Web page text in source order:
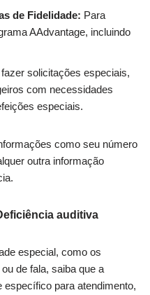
de Fidelidade: Para
AAdvantage, incluindo
solicitações especiais,
com necessidades
especiais.
como seu número
outra informação
auditiva
especial, como os
de fala, saiba que a
específico para atendimento,